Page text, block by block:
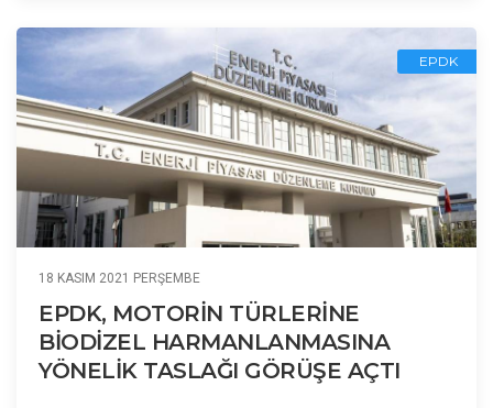
EPDK
18 KASIM 2021 PERŞEMBE
EPDK, MOTORİN TÜRLERİNE
BİODİZEL HARMANLANMASINA
YÖNELİK TASLAĞI GÖRÜŞE AÇTI